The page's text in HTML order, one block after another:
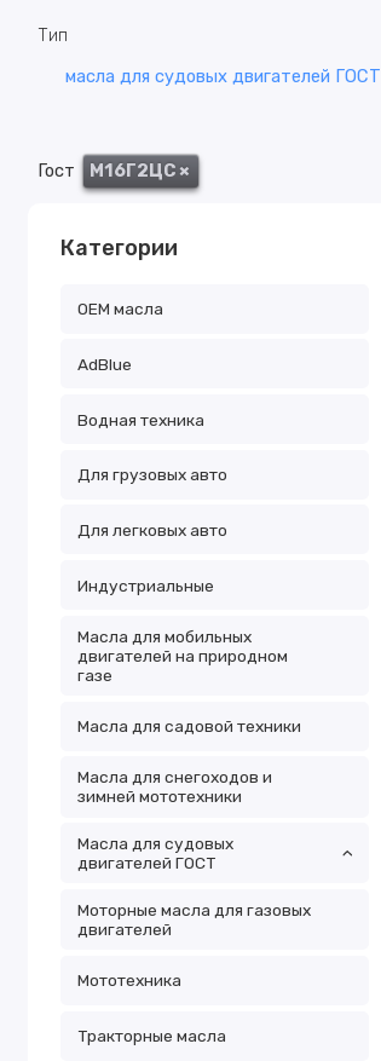
Тип
масла для судовых двигателей ГОСТ
Гост М16Г2ЦС×
Категории
OEM масла
АdBlue
Водная техника
Для грузовых авто
Для легковых авто
Индустриальные
Масла для мобильных
двигателей на природном
газе
Масла для садовой техники
Масла для снегоходов и
зимней мототехники
Масла для судовых
двигателей ГОСТ
Моторные масла для газовых
двигателей
Мототехника
Тракторные масла